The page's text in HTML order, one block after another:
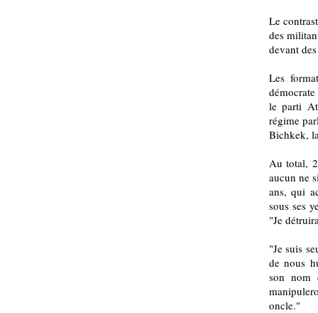
Le
des
devant
Les
le parti
régime
Bichkek,
Au total,
aucun ne
ans, qui
sous ses
"Je
"Je suis
de nous
son nom
oncle."